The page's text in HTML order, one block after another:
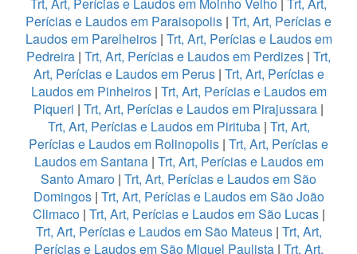
Trt, Art, Perícias e Laudos em Moinho Velho | Trt, Art,
Perícias e Laudos em Paraisopolis | Trt, Art, Perícias e
Laudos em Parelheiros| Trt, Art, Perícias e Laudos em
Pedreira | Trt, Art, Perícias e Laudos em Perdizes | Trt,
Art, Perícias e Laudos em Perus| Trt, Art, Perícias e
Laudos em Pinheiros| Trt, Art, Perícias e Laudos em
Piqueri | Trt, Art, Perícias e Laudos em Pirajussara |
Trt, Art, Perícias e Laudos em Pirituba| Trt, Art,
Perícias e Laudos em Rolinopolis | Trt, Art, Perícias e
Laudos em Santana| Trt, Art, Perícias e Laudos em
Santo Amaro | Trt, Art, Perícias e Laudos em São
Domingos| Trt, Art, Perícias e Laudos em São João
Climaco| Trt, Art, Perícias e Laudos em São Lucas|
Trt, Art, Perícias e Laudos em São Mateus | Trt, Art,
Perícias e Laudos em São Miguel Paulista| Trt, Art,